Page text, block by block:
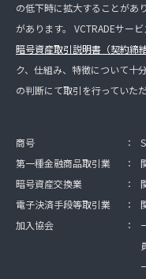
の低下時に拡大することがあ
があります。 VCTRADEサー
暗号資産取引説明書（契約締
ク、仕組み、特徴について十
の判断にて取引を行っていた
商号 ：
第一種金融商品取引業
：
暗号資産交換業
：
電子決済手段等取引業
：
加入協会
：